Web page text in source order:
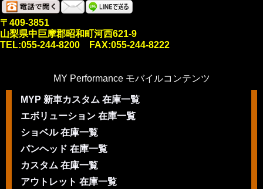
〒409-3851
山梨県中巨摩郡昭和町河西621-9
TEL:055-244-8200 FAX:055-244-8222
MY Performance モバイルコンテンツ
MYP 新車カスタム 在庫一覧
エボリューション 在庫一覧
ショベル 在庫一覧
パンヘッド 在庫一覧
カスタム 在庫一覧
アウトレット 在庫一覧